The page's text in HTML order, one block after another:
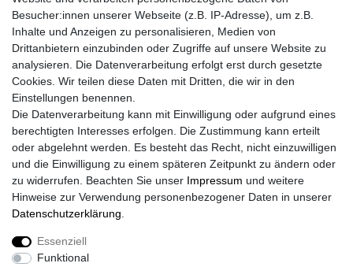
Winterbarfußschuhe, unisex, Größe 37-47 in 3 Farben
Besucher:innen unserer Webseite (z.B. IP-Adresse), um z.B.
Inhalte und Anzeigen zu personalisieren, Medien von
Drittanbietern einzubinden oder Zugriffe auf unsere Website zu
analysieren. Die Datenverarbeitung erfolgt erst durch gesetzte
Cookies. Wir teilen diese Daten mit Dritten, die wir in den
Einstellungen benennen.
Die Datenverarbeitung kann mit Einwilligung oder aufgrund eines
berechtigten Interesses erfolgen. Die Zustimmung kann erteilt
oder abgelehnt werden. Es besteht das Recht, nicht einzuwilligen
und die Einwilligung zu einem späteren Zeitpunkt zu ändern oder
zu widerrufen. Beachten Sie unser Impressum und weitere
Hinweise zur Verwendung personenbezogener Daten in unserer
Daten­schutz­erklärung
Essenziell
Funktional